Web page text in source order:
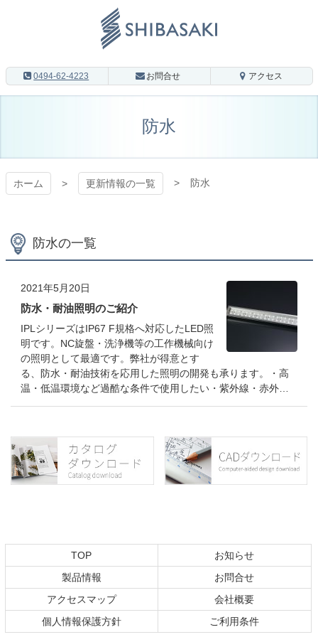
ツ
本
文
ッ
プ
株式会社 シ
バサキ LED
事業部
WEBサイト
0494-62-4223 お問合せ アクセス
防水
ホーム 更新情報の一覧 防水
防水の一覧
2021年5月20日
防水・耐油照明のご紹介
IPLシリーズはIP67 F規格へ対応したLED照
明です。NC旋盤・洗浄機等の工作機械向け
の照明として最適です。弊社が得意とす
る、防水・耐油技術を応用した照明の開発も承ります。・高
温・低温環境など過酷な条件で使用したい・紫外線・赤外…
コ
ン
テ
ン
の
へ
戻
ペ
ー
ジ
の
戻
TOP
お知らせ
製品情報
お問合せ
アクセスマップ
会社概要
個人情報保護方針
ご利用条件